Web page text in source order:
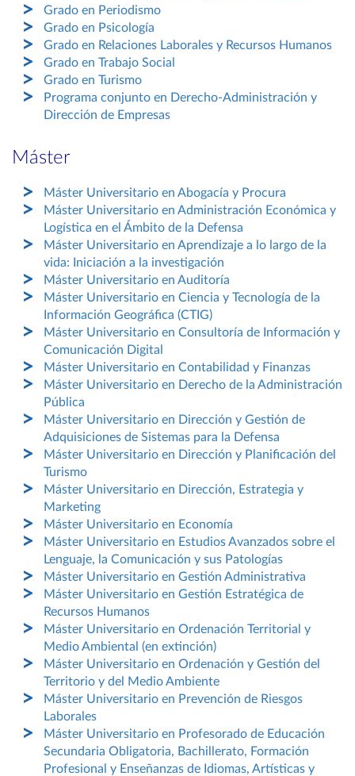
Grado en Periodismo
Grado en Psicología
Grado en Relaciones Laborales y Recursos Humanos
Grado en Trabajo Social
Grado en Turismo
Programa conjunto en Derecho-Administración y
Dirección de Empresas
Máster
Máster Universitario en Abogacía y Procura
Máster Universitario en Administración Económica y
Logística en el Ámbito de la Defensa
Máster Universitario en Aprendizaje a lo largo de la
vida: Iniciación a la investigación
Máster Universitario en Auditoría
Máster Universitario en Ciencia y Tecnología de la
Información Geográfica (CTIG)
Máster Universitario en Consultoría de Información y
Comunicación Digital
Máster Universitario en Contabilidad y Finanzas
Máster Universitario en Derecho de la Administración
Pública
Máster Universitario en Dirección y Gestión de
Adquisiciones de Sistemas para la Defensa
Máster Universitario en Dirección y Planificación del
Turismo
Máster Universitario en Dirección, Estrategia y
Marketing
Máster Universitario en Economía
Máster Universitario en Estudios Avanzados sobre el
Lenguaje, la Comunicación y sus Patologías
Máster Universitario en Gestión Administrativa
Máster Universitario en Gestión Estratégica de
Recursos Humanos
Máster Universitario en Ordenación Territorial y
Medio Ambiental (en extinción)
Máster Universitario en Ordenación y Gestión del
Territorio y del Medio Ambiente
Máster Universitario en Prevención de Riesgos
Laborales
Máster Universitario en Profesorado de Educación
Secundaria Obligatoria, Bachillerato, Formación
Profesional y Enseñanzas de Idiomas, Artísticas y